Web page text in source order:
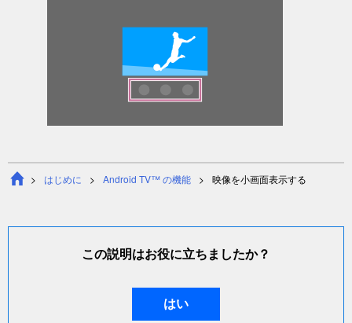
はじめに Android TV™ の機能 映像を小画面表示する
この説明はお役に立ちましたか？